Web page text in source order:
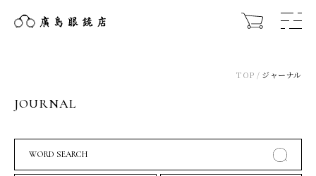
TOP ジャーナル
JOURNAL
WORD SEARCH